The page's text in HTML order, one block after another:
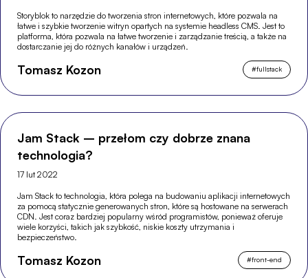
Storyblok to narzędzie do tworzenia stron internetowych, które pozwala na
łatwe i szybkie tworzenie witryn opartych na systemie headless CMS. Jest to
platforma, która pozwala na łatwe tworzenie i zarządzanie treścią, a także na
dostarczanie jej do różnych kanałów i urządzeń.
Tomasz Kozon #fullstack
Jam Stack – przełom czy dobrze znana
technologia?
17 lut 2022
Jam Stack to technologia, która polega na budowaniu aplikacji internetowych
za pomocą statycznie generowanych stron, które są hostowane na serwerach
CDN. Jest coraz bardziej popularny wśród programistów, ponieważ oferuje
wiele korzyści, takich jak szybkość, niskie koszty utrzymania i
bezpieczeństwo.
Tomasz Kozon #front-end